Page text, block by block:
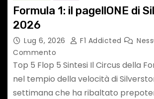
Formula 1: il pagellONE di
2026
Lug 6, 2026 F1 Addicted
Commento
Top 5 Flop 5 Sintesi Il Circus della
nel tempio della velocità di
settimana che ha ribaltato